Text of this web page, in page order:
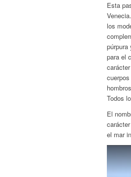
Esta
los
para el
Todos
El
el mar